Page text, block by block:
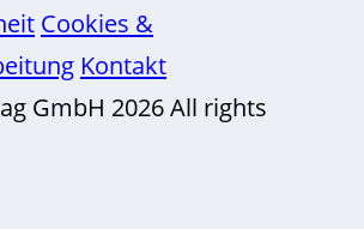
Cookies &
Kontakt
GmbH 2026 All rights